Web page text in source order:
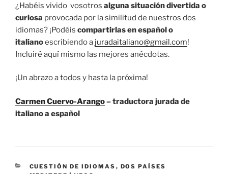
¿Habéis vivido vosotros alguna situación divertida o
curiosa provocada por la similitud de nuestros dos
idiomas? ¡Podéis compartirlasen español o
italianoescribiendo a juradaitaliano@gmail.com!
Incluiré aquí mismo las mejores anécdotas.
¡Un abrazo a todos y hasta la próxima!
Carmen Cuervo-Arango– traductora jurada de
italiano a español
CATEGORÍAS
CUESTIÓN DE IDIOMAS , DOS PAÍSES